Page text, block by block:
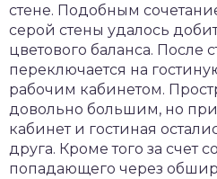
стене. Подобным
серой стены удалось
цветового баланса. После
переключается на
рабочим кабинетом.
довольно большим, но при
кабинет и гостиная
друга. Кроме того за счет
попадающего через